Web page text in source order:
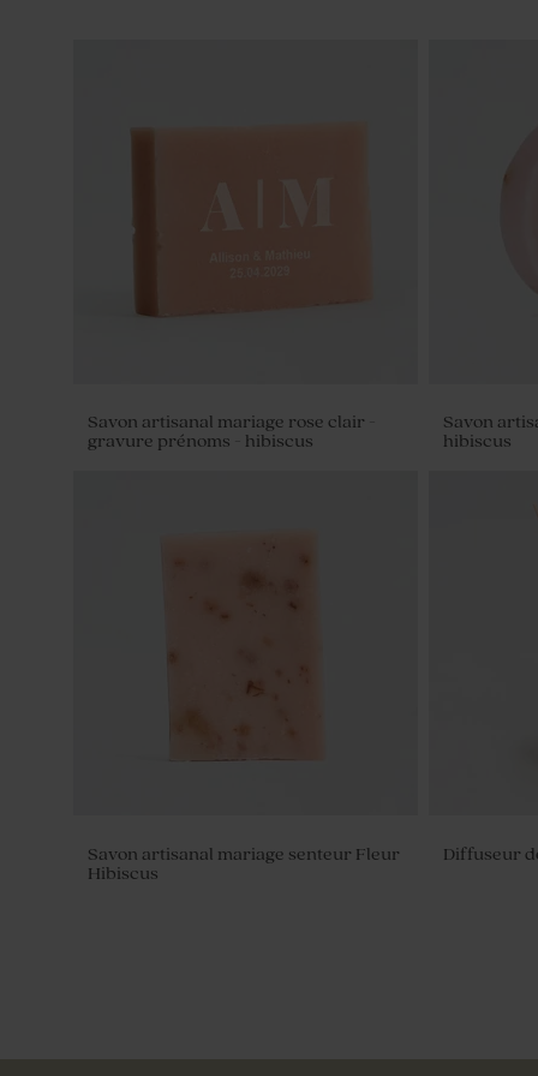
Savon artisanal mariage rose clair -
gravure prénoms - hibiscus
Savon
hibiscus
Savon artisanal mariage senteur Fleur
Hibiscus
Diffuseur